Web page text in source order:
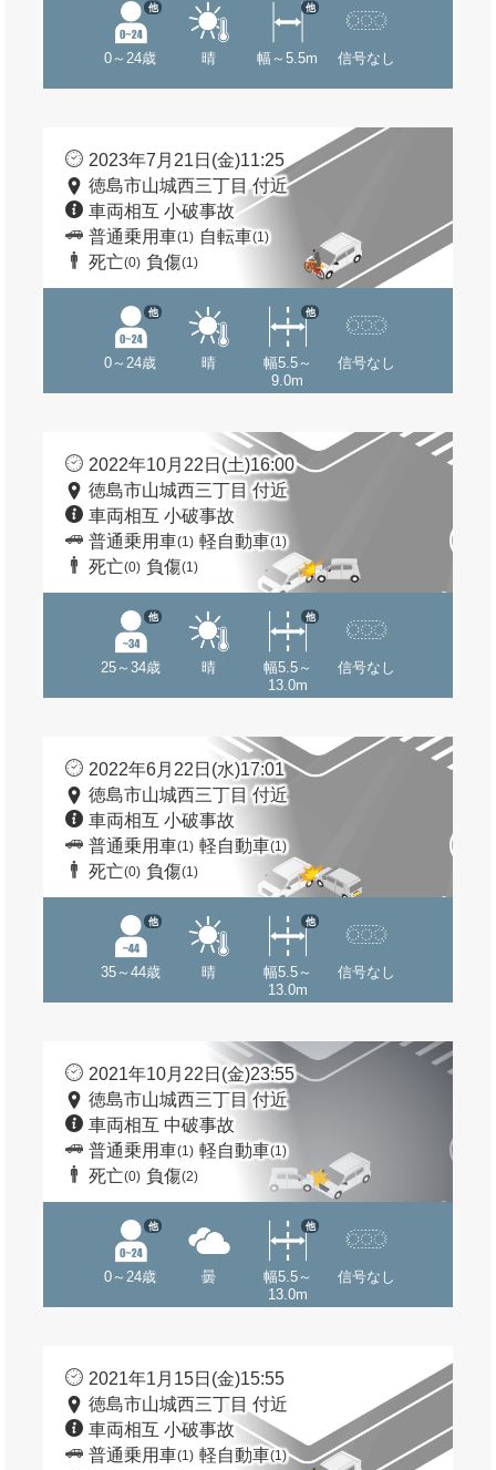
0～24歳
他
晴 幅～5.5m
他
信号なし
2023年7月21日(金)11:25
徳島市山城西三丁目 付近
車両相互 小破事故
普通乗用車(1) 自転車(1)
死亡(0) 負傷(1)
0～24歳
他
晴
幅5.5～
9.0m
他
信号なし
2022年10月22日(土)16:00
徳島市山城西三丁目 付近
車両相互 小破事故
普通乗用車(1) 軽自動車(1)
死亡(0) 負傷(1)
25～34歳
他
晴
幅5.5～
13.0m
他
信号なし
2022年6月22日(水)17:01
徳島市山城西三丁目 付近
車両相互 小破事故
普通乗用車(1) 軽自動車(1)
死亡(0) 負傷(1)
35～44歳
他
晴
幅5.5～
13.0m
他
信号なし
2021年10月22日(金)23:55
徳島市山城西三丁目 付近
車両相互 中破事故
普通乗用車(1) 軽自動車(1)
死亡(0) 負傷(2)
0～24歳
他
曇
幅5.5～
13.0m
他
信号なし
2021年1月15日(金)15:55
徳島市山城西三丁目 付近
車両相互 小破事故
普通乗用車(1) 軽自動車(1)